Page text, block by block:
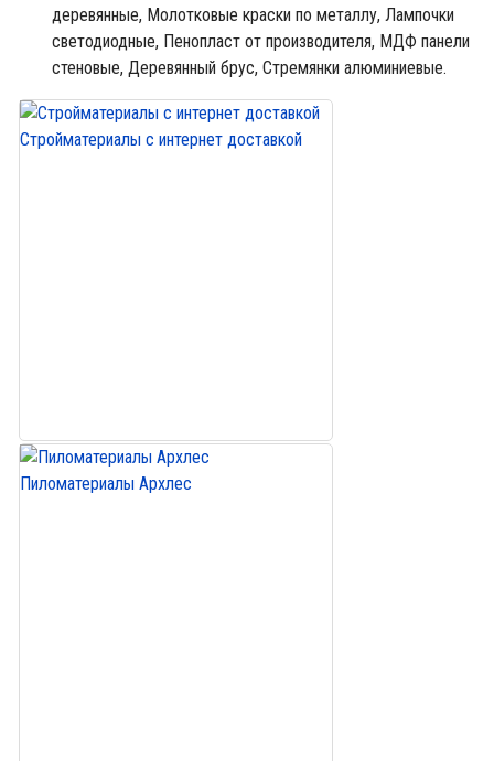
деревянные, Молотковые краски по металлу, Лампочки
светодиодные, Пенопласт от производителя, МДФ панели
стеновые, Деревянный брус, Стремянки алюминиевые.
Стройматериалы с интернет доставкой
Пиломатериалы Архлес